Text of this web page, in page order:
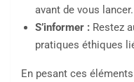
avant de vous lancer.
S’informer : Restez
pratiques éthiques
En pesant ces